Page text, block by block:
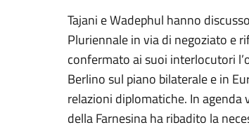
Tajani e Wadephul hanno
Pluriennale in via di negoziato e
confermato ai suoi interlocutori
Berlino sul piano bilaterale e in
relazioni diplomatiche. In
della Farnesina ha ribadito la